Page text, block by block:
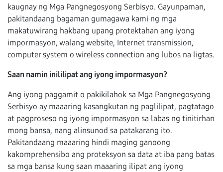
kaugnay ng Mga Pangnegosyong Serbisyo. Gayunpaman,
pakitandaang bagaman gumagawa kami ng mga
makatuwirang hakbang upang protektahan ang iyong
impormasyon, walang website, Internet transmission,
computer system o wireless connection ang lubos na ligtas.
Saan namin inililipat ang iyong impormasyon?
Ang iyong paggamit o pakikilahok sa Mga Pangnegosyong
Serbisyo ay maaaring kasangkutan ng paglilipat, pagtatago
at pagproseso ng iyong impormasyon sa labas ng tinitirhan
mong bansa, nang alinsunod sa patakarang ito.
Pakitandaang maaaring hindi maging ganoong
kakomprehensibo ang proteksyon sa data at iba pang batas
sa mga bansa kung saan maaaring ilipat ang iyong